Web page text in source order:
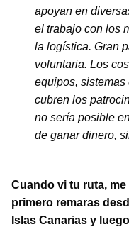
apoyan en
el trabajo con los
la logística. Gran
voluntaria. Los
equipos,
cubren los
no sería posible
de ganar dinero,
Cuando vi tu ruta,
primero remaras
Islas Canarias y